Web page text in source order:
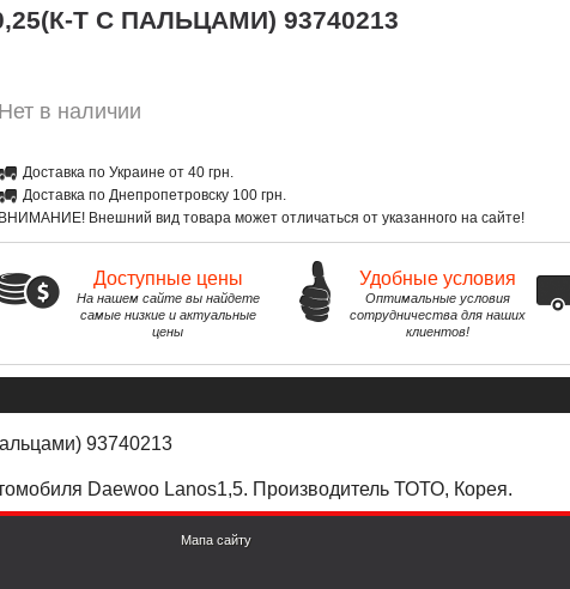
Т С ПАЛЬЦАМИ) 93740213
Нет в наличии
Доставка по Украине от 40 грн.
Доставка по Днепропетровску 100 грн.
ВНИМАНИЕ! Внешний вид товара может отличаться от указанного на сайте!
Доступные цены
На нашем сайте вы найдете
самые низкие и актуальные
цены
Удобные условия
Оптимальные условия
сотрудничества для наших
клиентов!
93740213
Daewoo Lanos1,5. Производитель ТОТО, Корея.
Мапа сайту